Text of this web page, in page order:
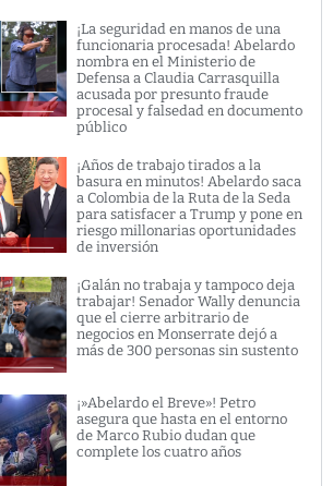
¡La seguridad en manos de una
funcionaria procesada! Abelardo
nombra en el Ministerio de
Defensa a Claudia Carrasquilla
acusada por presunto fraude
procesal y falsedad en documento
público
¡Años de trabajo tirados a la
basura en minutos! Abelardo saca
a Colombia de la Ruta de la Seda
para satisfacer a Trump y pone en
riesgo millonarias oportunidades
de inversión
¡Galán no trabaja y tampoco deja
trabajar! Senador Wally denuncia
que el cierre arbitrario de
negocios en Monserrate dejó a
más de 300 personas sin sustento
¡»Abelardo el Breve»! Petro
asegura que hasta en el entorno
de Marco Rubio dudan que
complete los cuatro años